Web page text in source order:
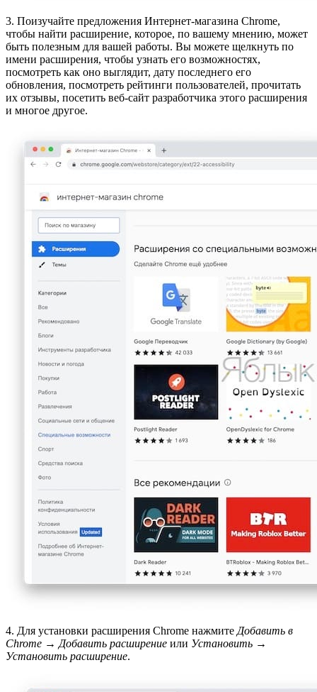
3. Поизучайте предложения Интернет-магазина Chrome,
чтобы найти расширение, которое, по вашему мнению, может
быть полезным для вашей работы. Вы можете щелкнуть по
имени расширения, чтобы узнать его возможностях,
посмотреть как оно выглядит, дату последнего его
обновления, посмотреть рейтинги пользователей, прочитать
их отзывы, посетить веб-сайт разработчика этого расширения
и многое другое.
4. Для установки расширения Chrome нажмите Добавить в
Chrome → Добавить расширение или Установить →
Установить расширение.